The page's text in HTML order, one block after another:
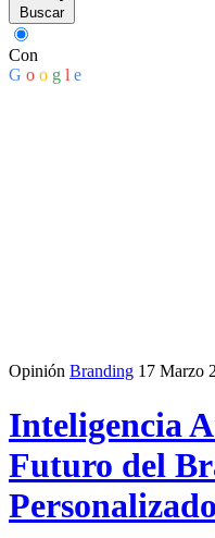
Buscar
Con
G o o g l e
Opinión Branding 17 Marzo
Inteligencia
Futuro del